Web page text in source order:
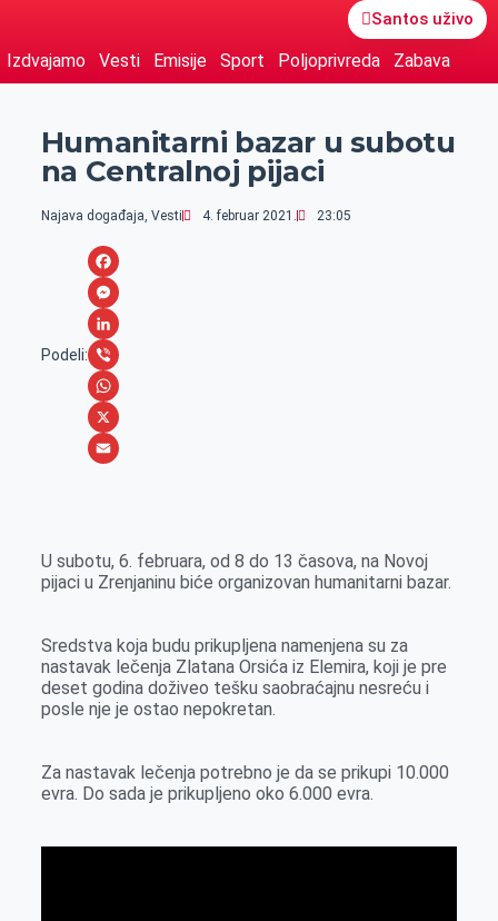
Santos uživo
Izdvajamo Vesti Emisije Sport Poljoprivreda Zabava
Humanitarni bazar u subotu
na Centralnoj pijaci
Najava događaja, Vesti 4. februar 2021. 23:05
Podeli:
F
a
c
e
b
o
M
e
s
s
e
r
L
i
n
k
n
V
i
b
W
h
A
X
i
U subotu, 6. februara, od 8 do 13 časova, na Novoj
pijaci u Zrenjaninu biće organizovan humanitarni bazar.
Sredstva koja budu prikupljena namenjena su za
nastavak lečenja Zlatana Orsića iz Elemira, koji je pre
deset godina doživeo tešku saobraćajnu nesreću i
posle nje je ostao nepokretan.
Za nastavak lečenja potrebno je da se prikupi 10.000
evra. Do sada je prikupljeno oko 6.000 evra.